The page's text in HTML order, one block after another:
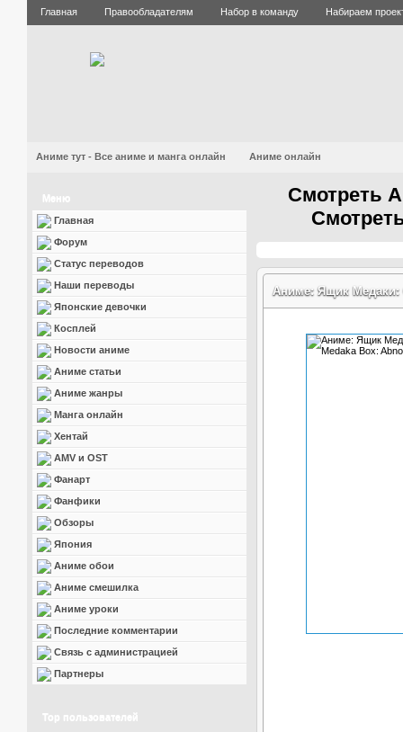
Главная Правообладателям Набор в команду Набираем
Аниме тут - Все аниме и манга онлайн Аниме онлайн
Меню
Главная
Форум
Статус переводов
Наши переводы
Японские девочки
Косплей
Новости аниме
Аниме статьи
Аниме жанры
Манга онлайн
Хентай
AMV и OST
Фанарт
Фанфики
Обзоры
Япония
Аниме обои
Аниме смешилка
Аниме уроки
Последние комментарии
Связь с администрацией
Партнеры
Top пользователей
Смотреть
Аниме: Ящик Медаки: